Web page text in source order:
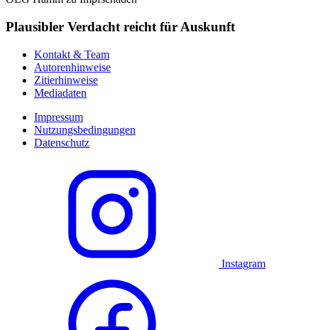
Plausibler Verdacht reicht für Auskunft
Kontakt & Team
Autorenhinweise
Zitierhinweise
Mediadaten
Impressum
Nutzungsbedingungen
Datenschutz
Instagram